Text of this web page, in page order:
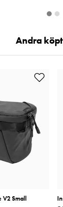
Andra
V2 Small